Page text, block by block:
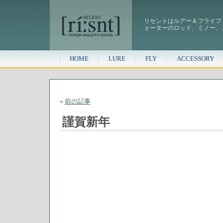
リセントはルアー＆フライ
ォーターのロッド、ミノー
HOME LURE FLY ACCESSORY
« 前の記事
謹賀新年